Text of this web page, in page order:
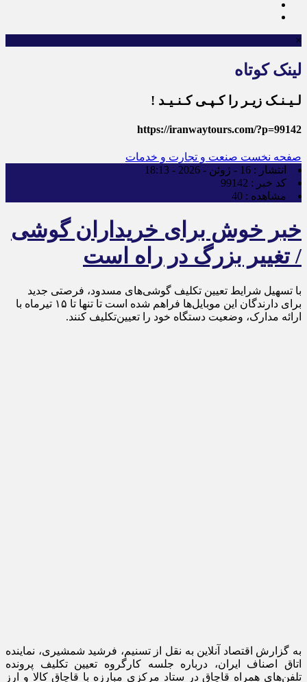
×
لینک کوتاه
لـیـنـک زیـر را کـپـی کـنـیـد !
https://iranwaytours.com/?p=99142
صفحه نخست صنعت و تجارت و خدمات
انتشار : 16 - ژوئن - 2026 - 18:13
کد خبر : 99142
مشاهده : 40
خبر خوش برای خریداران گوشی
/ تغییر بزرگ در راه است
با تسهیل شرایط تعیین تکلیف گوشی‌های مسدود، فرصتی جدید
برای دارندگان این موبایل‌ها فراهم شده است تا تنها تا ۱۵ تیرماه با
ارائه مدارک، وضعیت دستگاه خود را تعیین‌تکلیف کنند.
به گزارش اقتصاد آنلاین به نقل از تسنیم، فرشید شمشیری، نماینده
اتاق اصناف ایران، درباره جلسه کارگروه تعیین تکلیف پرونده
تلفن‌های همراه قاچاق در ستاد مرکزی مبارزه با قاچاق کالا و ارز